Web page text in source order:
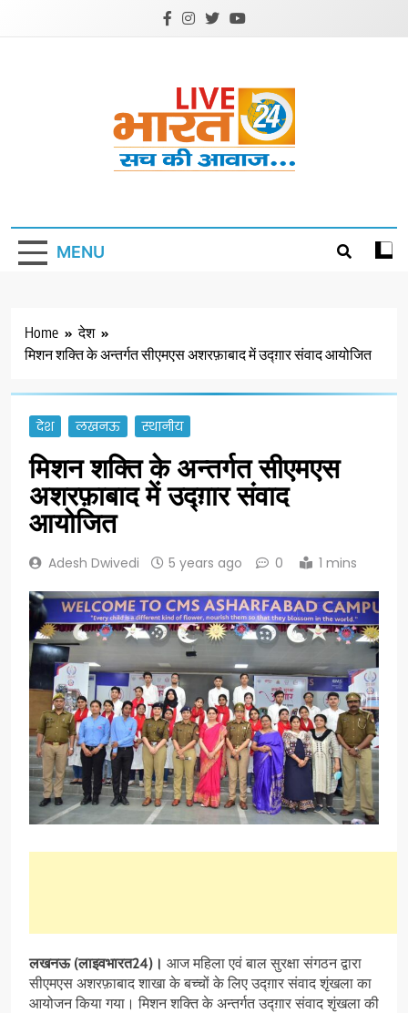
MENU
Home
देश
मिशन शक्ति के अन्तर्गत सीएमएस अशरफ़ाबाद में उद्ग़ार संवाद आयोजित
देश लखनऊ स्थानीय
मिशन शक्ति के अन्तर्गत सीएमएस
अशरफ़ाबाद में उद्ग़ार संवाद
आयोजित
Adesh Dwivedi 5 years ago 0 1 mins
लखनऊ (लाइवभारत24)। आज महिला एवं बाल सुरक्षा संगठन द्वारा
सीएमएस अशरफ़ाबाद शाखा के बच्चों के लिए उद्ग़ार संवाद शृंखला का
आयोजन किया गया। मिशन शक्ति के अन्तर्गत उद्ग़ार संवाद शृंखला की